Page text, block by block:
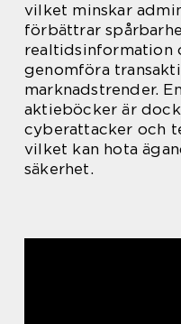
vilket minskar
förbättrar
realtidsinformation
genomföra
marknadstrender.
aktieböcker är
cyberattacker och
vilket kan hota
säkerhet.